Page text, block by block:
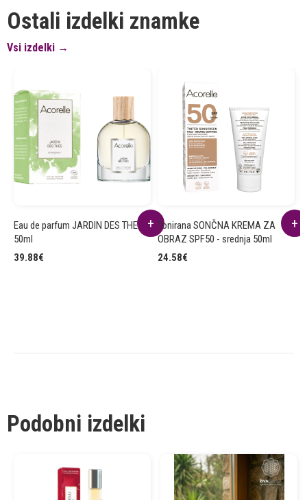
Ostali izdelki znamke
Vsi izdelki →
Eau de parfum JARDIN DES THES
50ml
39.88€
Tonirana SONČNA KREMA ZA
OBRAZ SPF50 - srednja 50ml
24.58€
Podobni izdelki